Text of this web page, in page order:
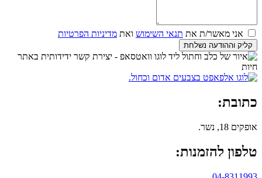
אני מאשר/ת את תנאי השימוש ואת מדיניות הפרטיות
קליק וההודעה נשלחת
כתובת:
אופקים 18, נשר.
טלפון להזמנות: